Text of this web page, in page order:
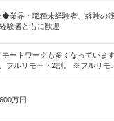
業界・職種未経験者、経験の
験者ともに歓迎
ートワークも多くなっていま
フルリモート2割。 ※フルリモ…
万円